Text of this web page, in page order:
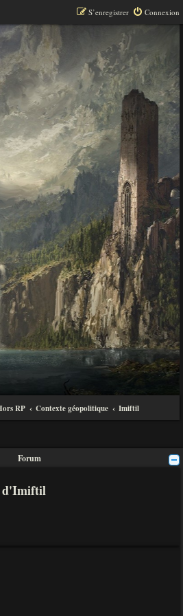
Connexion
S’enregistrer
RP Contexte géopolitique Imiftil
Forum
d'Imiftil